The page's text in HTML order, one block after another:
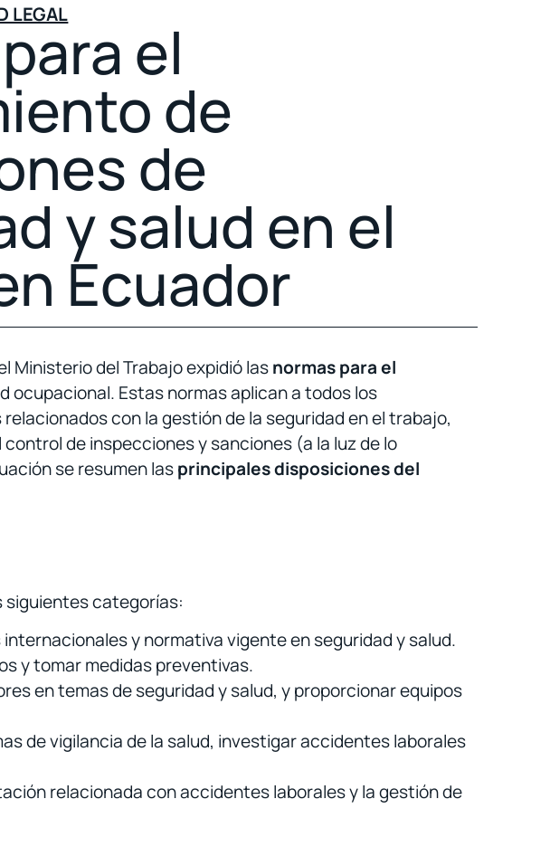
LEGAL el
de
de
y salud en el
Ecuador
Ministerio del Trabajo expidió lasnormas para el
ocupacional. Estas normas aplican a todos los
con la gestión de la seguridad en el trabajo,
de inspecciones y sanciones (a la luz de lo
se resumen lasprincipales disposiciones del
siguientes categorías:
y normativa vigente en seguridad y salud.
y tomar medidas preventivas.
en temas de seguridad y salud, y proporcionar equipos
de vigilancia de la salud, investigar accidentes laborales
relacionada con accidentes laborales y la gestión de